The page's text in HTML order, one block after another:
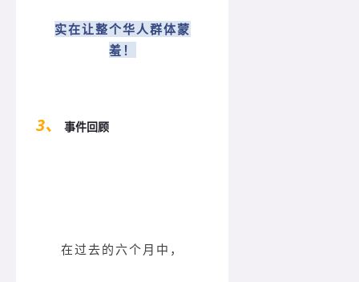
实在让整个华人群体蒙
羞！
3、 事件回顾
在过去的六个月中，